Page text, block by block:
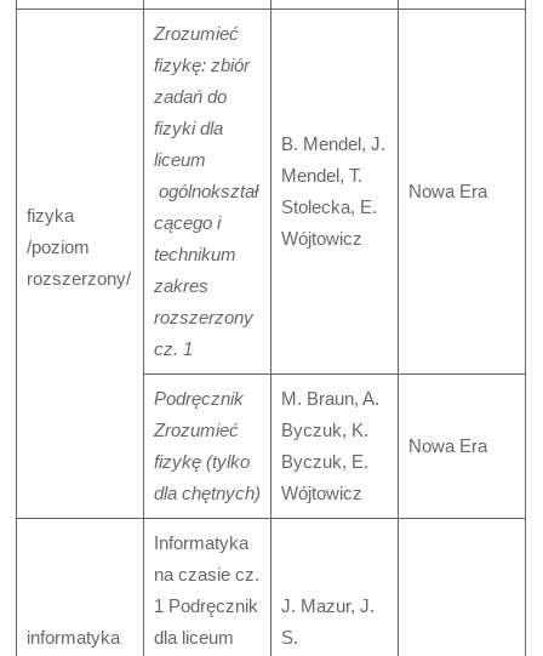
fizyka
/poziom
rozszerzony/
Zrozumieć
fizykę: zbiór
zadań do
fizyki dla
liceum
ogólnokształ
cącego i
technikum
zakres
rozszerzony
cz. 1
B. Mendel, J.
Mendel, T.
Stolecka, E.
Wójtowicz
Nowa Era
Podręcznik
Zrozumieć
fizykę (tylko
dla chętnych)
M. Braun, A.
Byczuk, K.
Byczuk, E.
Wójtowicz
Nowa Era
informatyka
Informatyka
na czasie cz.
1 Podręcznik
dla liceum
J. Mazur, J.
S.